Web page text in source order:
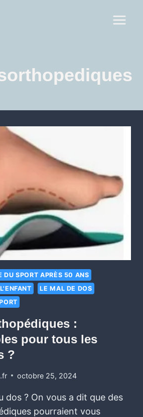
DU SPORT APRÈS 50 ANS
LE MAL DE DOS
:
pour tous les
?
octobre 25, 2024
dos ? On vous a dit que des
pourraient vous